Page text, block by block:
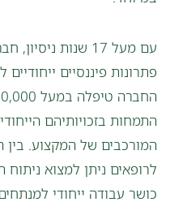
עם מעל 17 שנות
פתרונות פיננסיים
התמחות בזכויותיהם
המורכבים של המקצוע. בין
לרופאים ניתן למצוא ניתוח
כושר עבודה ייחודי